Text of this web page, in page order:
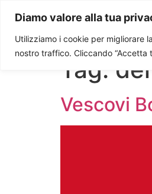
Diamo valore alla tua
Utilizziamo i cookie per migliorare
nostro traffico. Cliccando “Accetta
Paolo
Tag:
Vescovi